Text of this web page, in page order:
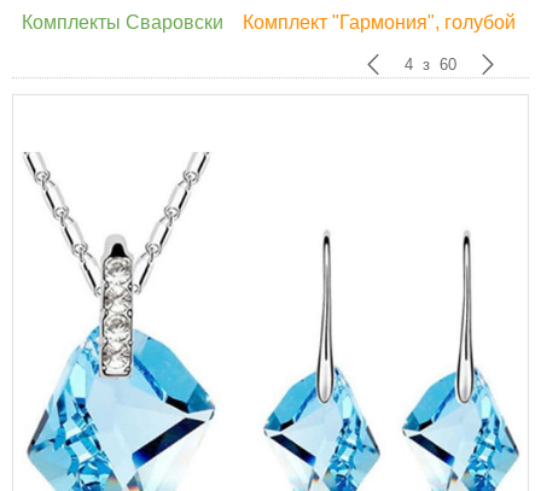
Комплекты Сваровски
Комплект "Гармония", голубой
4 з 60